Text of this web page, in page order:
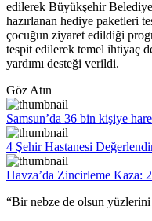
edilerek Büyükşehir
hazırlanan hediye paketleri
çocuğun ziyaret edildiği
tespit edilerek temel ihtiyaç
yardımı desteği verildi.
Göz Atın
Samsun’da 36 bin kişiye
4 Şehir Hastanesi
Havza’da Zincirleme Kaza: 2
“Bir nebze de olsun